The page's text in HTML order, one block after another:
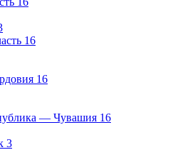
16
16
— Чувашия 16
3